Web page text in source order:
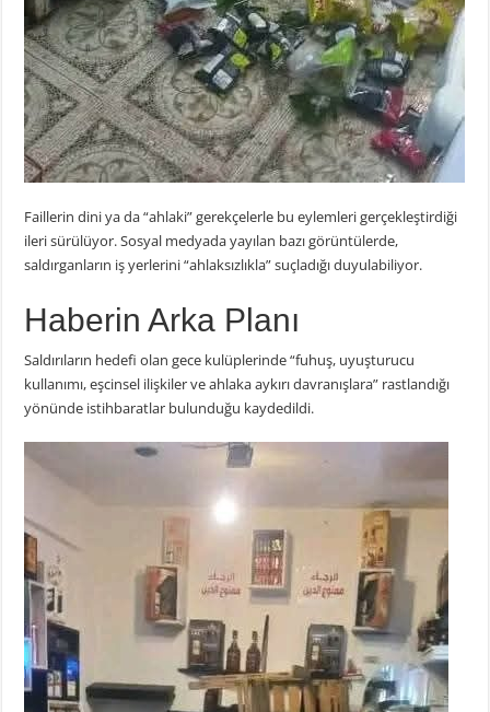
Faillerin dini ya da “ahlaki” gerekçelerle bu eylemleri gerçekleştirdiği
ileri sürülüyor. Sosyal medyada yayılan bazı görüntülerde,
saldırganların iş yerlerini “ahlaksızlıkla” suçladığı duyulabiliyor.
Haberin Arka Planı
Saldırıların hedefi olan gece kulüplerinde “fuhuş, uyuşturucu
kullanımı, eşcinsel ilişkiler ve ahlaka aykırı davranışlara” rastlandığı
yönünde istihbaratlar bulunduğu kaydedildi.